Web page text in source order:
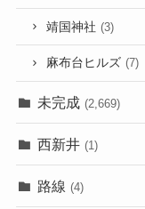
靖国神社 (3)
麻布台ヒルズ (7)
未完成 (2,669)
西新井 (1)
路線 (4)